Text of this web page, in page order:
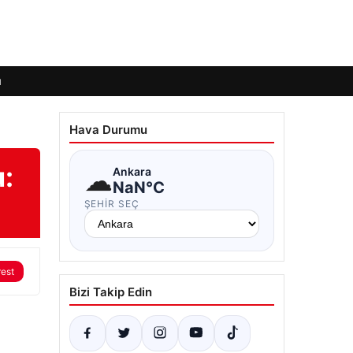
Hava Durumu
☁Ankara
NaN°C
ŞEHIR SEÇ
Bizi Takip Edin